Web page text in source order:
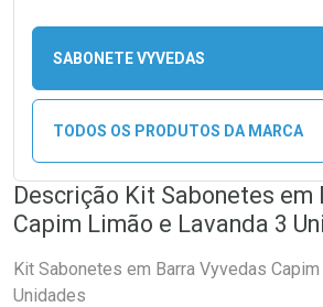
SABONETE VYVEDAS
TODOS OS PRODUTOS DA MARCA
Descrição Kit Sabonetes em
Capim Limão e Lavanda 3
Kit Sabonetes em Barra Vyvedas
Unidades